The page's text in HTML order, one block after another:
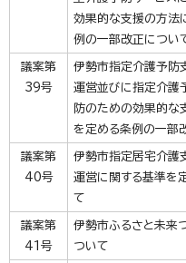
効果的な支援の方法
例の一部改正につい
議案第
39号
伊勢市指定介護予防
運営並びに指定介護
防のための効果的な
を定める条例の一部
議案第
40号
伊勢市指定居宅介護
運営に関する基準を
て
議案第
41号
伊勢市ふるさと未来
ついて